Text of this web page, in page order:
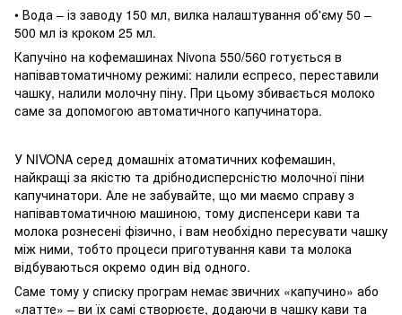
• Вода – із заводу 150 мл, вилка налаштування об'єму 50 –
500 мл із кроком 25 мл.
Капучіно на кофемашинах Nivona 550/560 готується в
напівавтоматичному режимі: налили еспресо, переставили
чашку, налили молочну піну. При цьому збивається молоко
саме за допомогою автоматичного капучинатора.
У NIVONA серед домашніх атоматичних кофемашин,
найкращі за якістю та дрібнодисперсністю молочної піни
капучинатори. Але не забувайте, що ми маємо справу з
напівавтоматичною машиною, тому диспенсери кави та
молока рознесені фізично, і вам необхідно пересувати чашку
між ними, тобто процеси приготування кави та молока
відбуваються окремо один від одного.
Саме тому у списку програм немає звичних «капучино» або
«латте» – ви їх самі створюєте, додаючи в чашку кави та